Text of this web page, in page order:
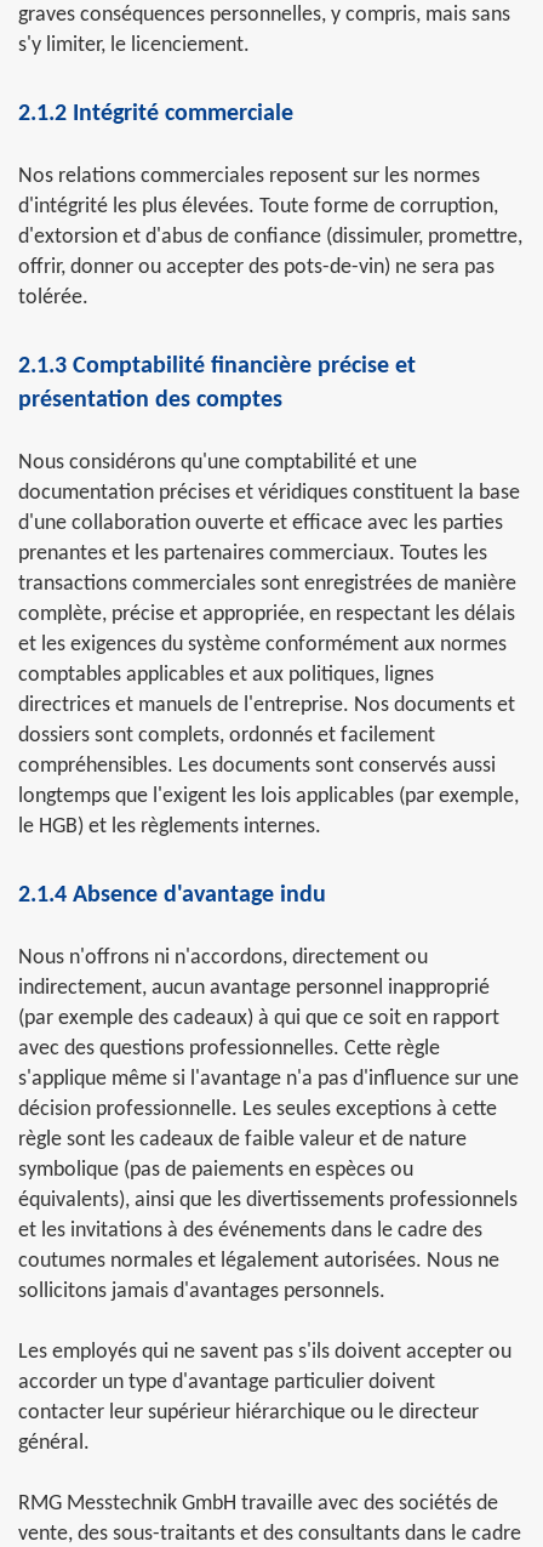
graves conséquences personnelles, y compris, mais sans
s'y limiter, le licenciement.
2.1.2 Intégrité commerciale
Nos relations commerciales reposent sur les normes
d'intégrité les plus élevées. Toute forme de corruption,
d'extorsion et d'abus de confiance (dissimuler, promettre,
offrir, donner ou accepter des pots-de-vin) ne sera pas
tolérée.
2.1.3 Comptabilité financière précise et
présentation des comptes
Nous considérons qu'une comptabilité et une
documentation précises et véridiques constituent la base
d'une collaboration ouverte et efficace avec les parties
prenantes et les partenaires commerciaux. Toutes les
transactions commerciales sont enregistrées de manière
complète, précise et appropriée, en respectant les délais
et les exigences du système conformément aux normes
comptables applicables et aux politiques, lignes
directrices et manuels de l'entreprise. Nos documents et
dossiers sont complets, ordonnés et facilement
compréhensibles. Les documents sont conservés aussi
longtemps que l'exigent les lois applicables (par exemple,
le HGB) et les règlements internes.
2.1.4 Absence d'avantage indu
Nous n'offrons ni n'accordons, directement ou
indirectement, aucun avantage personnel inapproprié
(par exemple des cadeaux) à qui que ce soit en rapport
avec des questions professionnelles. Cette règle
s'applique même si l'avantage n'a pas d'influence sur une
décision professionnelle. Les seules exceptions à cette
règle sont les cadeaux de faible valeur et de nature
symbolique (pas de paiements en espèces ou
équivalents), ainsi que les divertissements professionnels
et les invitations à des événements dans le cadre des
coutumes normales et légalement autorisées. Nous ne
sollicitons jamais d'avantages personnels.
Les employés qui ne savent pas s'ils doivent accepter ou
accorder un type d'avantage particulier doivent
contacter leur supérieur hiérarchique ou le directeur
général.
RMG Messtechnik GmbH travaille avec des sociétés de
vente, des sous-traitants et des consultants dans le cadre